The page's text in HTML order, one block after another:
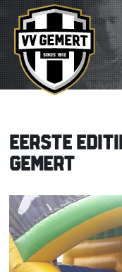
EERSTE
GEMERT